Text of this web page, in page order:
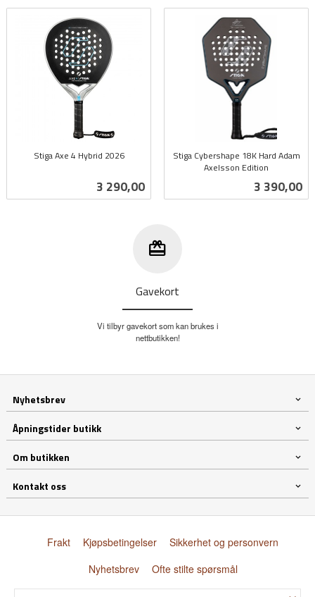
Stiga Axe 4 Hybrid 2026
Pris
3 290,00
Stiga Cybershape 18K Hard Adam
Axelsson Edition
Pris
3 390,00
Gavekort
Vi tilbyr gavekort som kan brukes i
nettbutikken!
Nyhetsbrev
Åpningstider butikk
Om butikken
Kontakt oss
Frakt Kjøpsbetingelser
Sikkerhet og personvern
Nyhetsbrev
Ofte stilte spørsmål